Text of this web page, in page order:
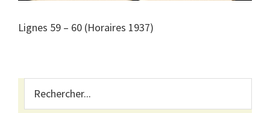
Lignes 59 – 60 (Horaires 1937)
Primary
Sidebar